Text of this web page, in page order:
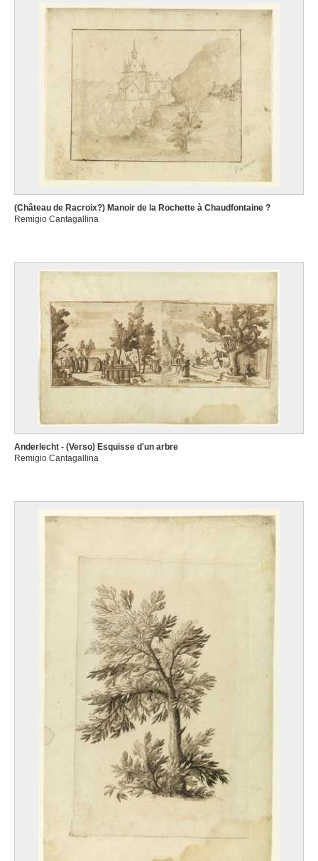
(Château de Racroix?) Manoir de la Rochette à Chaudfontaine ?
Remigio Cantagallina
Anderlecht - (Verso) Esquisse d'un arbre
Remigio Cantagallina